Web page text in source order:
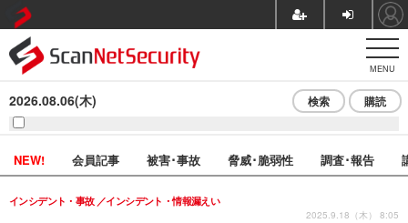
MENU
2026.08.06(木) 検索 購読
NEW! 会員記事 被害･事故 脅威･脆弱性 調査･報告
インシデント・事故 インシデント・情報漏えい
2025.9.18（木） 8:05